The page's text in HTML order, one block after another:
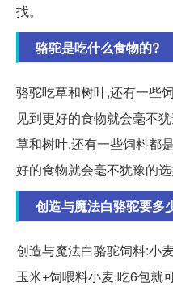
找。
骆驼是吃什么食物的?
骆驼吃草和树叶,还有一些
见到更好的食物就会毫不
草和树叶,还有一些饲料都
好的食物就会毫不犹豫的选
创造与魔法白骆驼要多
创造与魔法白骆驼饲料:小
玉米+饲喂料小麦,吃6包就